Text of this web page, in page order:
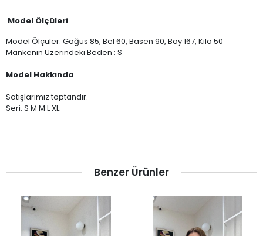
Model Ölçüleri
Model Ölçüler: Göğüs 85, Bel 60, Basen 90, Boy 167, Kilo 50
Mankenin Üzerindeki Beden : S
Model Hakkında
Satışlarımız toptandır.
Seri: S M M L XL
Benzer Ürünler